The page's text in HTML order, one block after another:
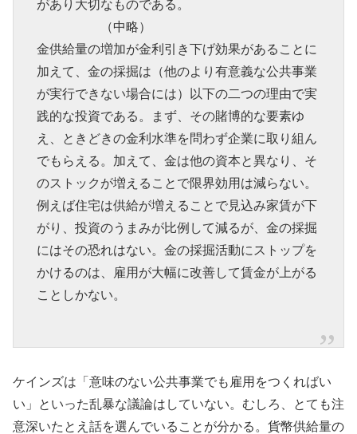
があり大切なものである。
（中略）
金供給量の増加が金利引き下げ効果があることに
加えて、金の採掘は（他のより有意義な公共事業
が実行できない場合には）以下の二つの理由で実
践的な投資である。まず、その賭博的な要素ゆ
え、ときどきの金利水準を問わず企業に取り組ん
でもらえる。加えて、金は他の資本と異なり、そ
のストックが増えることで限界効用は減らない。
例えば住宅は供給が増えることで見込み家賃が下
がり、投資のうまみが比例して減るが、金の採掘
にはその恐れはない。金の採掘活動にストップを
かけるのは、雇用が大幅に改善して賃金が上がる
ことしかない。
ケインズは「意味のない公共事業でも雇用をつくればい
い」といった乱暴な議論はしていない。むしろ、とても注
意深いたとえ話を選んでいることが分かる。貨幣供給量の